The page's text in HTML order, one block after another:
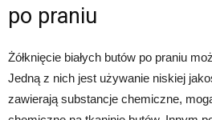
po praniu
Żółknięcie białych butów po praniu
Jedną z nich jest używanie niskiej
zawierają substancje chemiczne,